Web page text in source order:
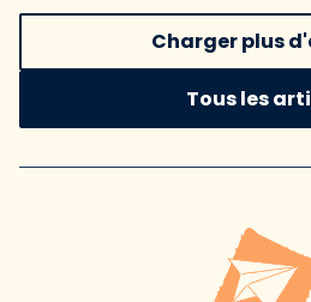
Charger plus
Tous les